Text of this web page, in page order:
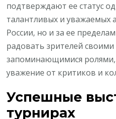
подтверждают ее статус
талантливых и уважаемых
России, но и за ее
радовать зрителей
запоминающимися ролями,
уважение от критиков и
Успешные
турнирах